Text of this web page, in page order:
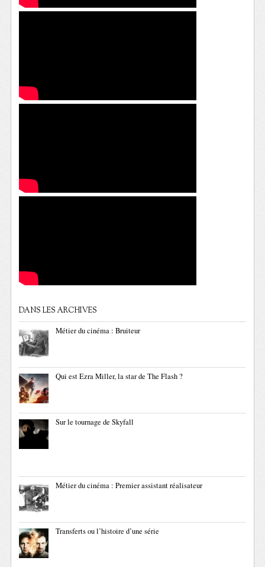
DANS LES ARCHIVES
Métier du cinéma : Bruiteur
Qui est Ezra Miller, la star de The Flash ?
Sur le tournage de Skyfall
Métier du cinéma : Premier assistant réalisateur
Transferts ou l’histoire d’une série